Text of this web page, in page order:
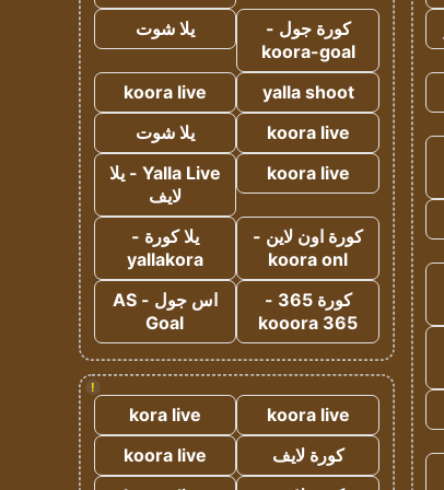
كورة جول -
koora-goal
يلا شوت
yalla shoot
koora live
koora live
يلا شوت
koora live
Yalla Live - يلا
لايف
كورة اون لاين -
koora onl
يلا كورة -
yallakora
كورة 365 -
kooora 365
اس جول - AS
Goal
!
koora live
kora live
كورة لايف
koora live